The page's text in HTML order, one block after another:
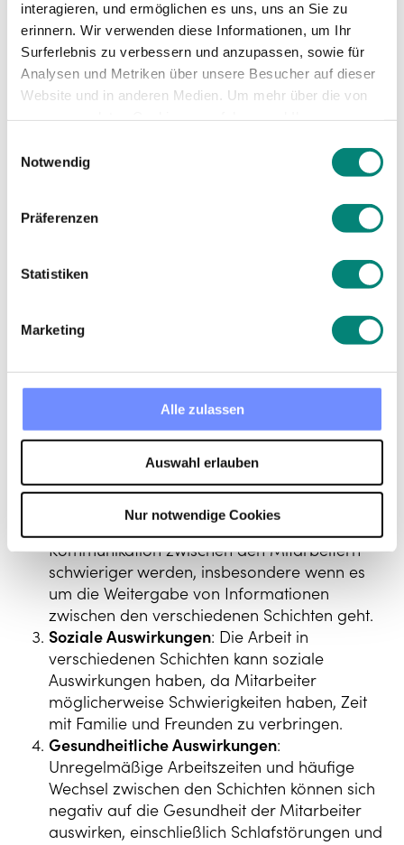
interagieren, und ermöglichen es uns, uns an Sie zu
erinnern. Wir verwenden diese Informationen, um Ihr
Surferlebnis zu verbessern und anzupassen, sowie für
Analysen und Metriken über unsere Besucher auf dieser
Website und in anderen Medien. Um mehr über die von
Datenschutzerklärung
Notwendig
Präferenzen
Statistiken
Marketing
Alle zulassen
Auswahl erlauben
Nur notwendige Cookies
18 Schichtmodell
Nachteile
Arbeitszeitmodell mit 18 verschiedenen Schichten
über einen Zeitraum von 24 Stunden abzielt, kann
zwar einige Vorteile bieten, bringt jedoch auch
potenzielle Nachteile mit sich.
Komplexität der Planung: Die Planung von 18
Schichten kann komplex sein und erfordert
eine sorgfältige Koordination, um
sicherzustellen, dass alle Arbeitszeiten
abgedeckt sind.
Herausforderung der
Mitarbeiterkommunikation: Mit einer großen
Anzahl von Schichten kann die
Kommunikation zwischen den Mitarbeitern
schwieriger werden, insbesondere wenn es
um die Weitergabe von Informationen
zwischen den verschiedenen Schichten geht.
Soziale Auswirkungen: Die Arbeit in
verschiedenen Schichten kann soziale
Auswirkungen haben, da Mitarbeiter
möglicherweise Schwierigkeiten haben, Zeit
mit Familie und Freunden zu verbringen.
Gesundheitliche Auswirkungen:
Unregelmäßige Arbeitszeiten und häufige
Wechsel zwischen den Schichten können sich
negativ auf die Gesundheit der Mitarbeiter
auswirken, einschließlich Schlafstörungen und